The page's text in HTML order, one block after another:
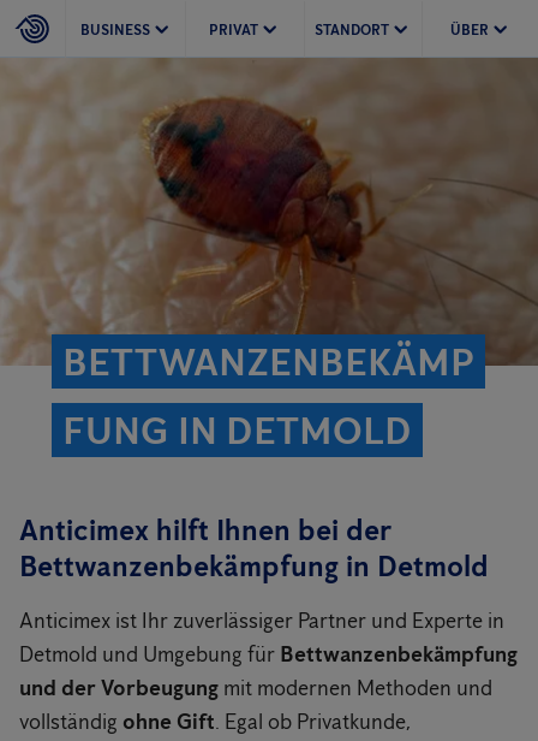
BUSINESS PRIVAT STANDORT ÜBER
BETTWANZENBEKÄMP
FUNG IN DETMOLD
Anticimex hilft Ihnen bei der
Bettwanzenbekämpfung in Detmold
Anticimex ist Ihr zuverlässiger Partner und Experte in
Detmold und Umgebung für Bettwanzenbekämpfung
und der Vorbeugung mit modernen Methoden und
vollständig ohne Gift. Egal ob Privatkunde,